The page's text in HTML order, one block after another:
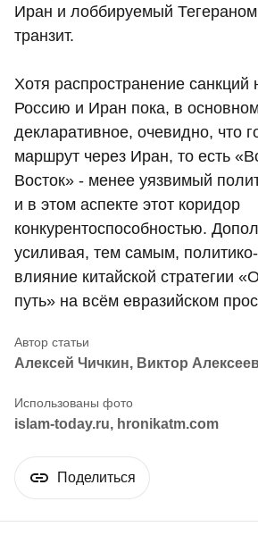
Иран и лоббируемый Тегераном
транзит.
Хотя распространение санкций
Россию и Иран пока, в
декларативное, очевидно, что
маршрут через Иран, то есть
Восток» - менее уязвимый
и в этом аспекте этот коридор
конкурентоспособностью.
усиливая, тем самым,
влияние китайской стратегии
путь» на всём евразийском
Алексей Чичкин, Виктор
islam-today.ru, hronikatm.com
Поделиться